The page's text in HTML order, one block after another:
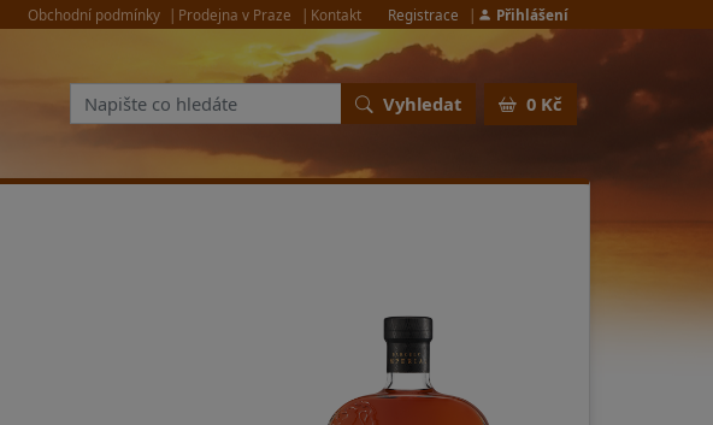
Obchodní podmínky Prodejna v Praze Kontakt Registrace Přihlášení
Vyhledat 0 Kč